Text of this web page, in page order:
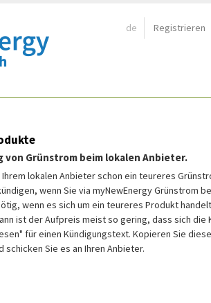
de Registrieren
von Grünstrom beim lokalen Anbieter.
Ihrem lokalen Anbieter schon ein teureres
wenn Sie via myNewEnergy Grünstrom
wenn es sich um ein teureres Produkt
ist der Aufpreis meist so gering, dass sich die
für einen Kündigungstext. Kopieren Sie
schicken Sie es an Ihren Anbieter.